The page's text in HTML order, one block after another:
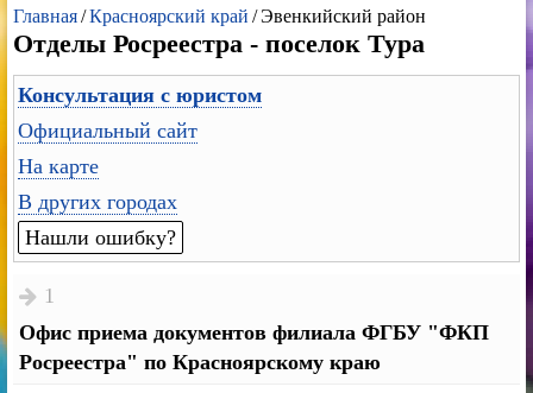
Главная/Красноярский край /Эвенкийский район
Отделы Росреестра - поселок Тура
Консультация с юристом
Официальный сайт
На карте
В других городах
Нашли ошибку?
1
Офис приема документов филиала ФГБУ "ФКП
Росреестра" по Красноярскому краю